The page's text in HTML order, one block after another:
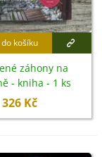
košíku
záhony na
- kniha - 1 ks
326 Kč